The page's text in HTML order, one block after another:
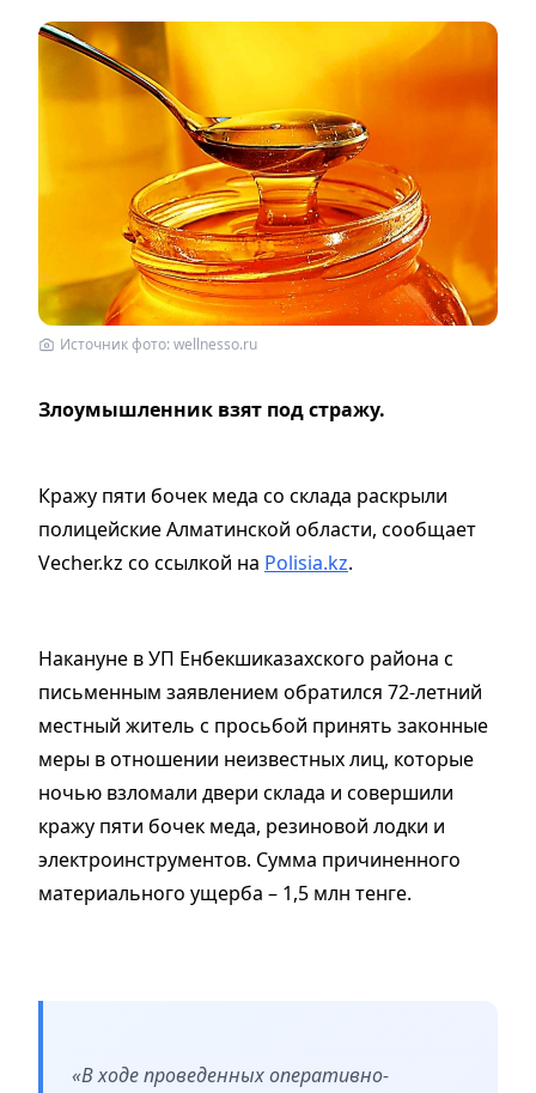
Источник фото: wellnesso.ru
Злоумышленник взят под стражу.
Кражу пяти бочек меда со склада раскрыли
полицейские Алматинской области, сообщает
Vecher.kz со ссылкой на Polisia.kz.
Накануне в УП Енбекшиказахского района с
письменным заявлением обратился 72-летний
местный житель с просьбой принять законные
меры в отношении неизвестных лиц, которые
ночью взломали двери склада и совершили
кражу пяти бочек меда, резиновой лодки и
электроинструментов. Сумма причиненного
материального ущерба – 1,5 млн тенге.
«В ходе проведенных оперативно-